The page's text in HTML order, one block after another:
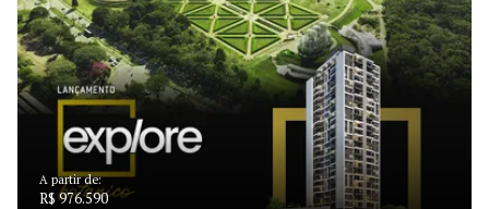
A partir de:
R$ 976.590